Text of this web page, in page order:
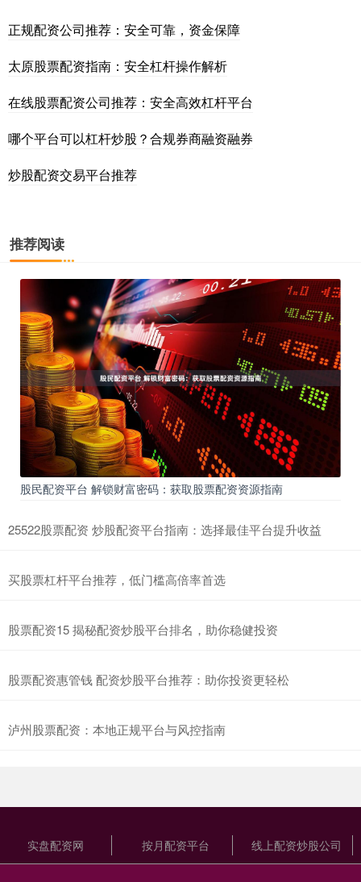
正规配资公司推荐：安全可靠，资金保障
太原股票配资指南：安全杠杆操作解析
在线股票配资公司推荐：安全高效杠杆平台
哪个平台可以杠杆炒股？合规券商融资融券
炒股配资交易平台推荐
推荐阅读
股民配资平台 解锁财富密码：获取股票配资资源指南
25522股票配资 炒股配资平台指南：选择最佳平台提升收益
买股票杠杆平台推荐，低门槛高倍率首选
股票配资15 揭秘配资炒股平台排名，助你稳健投资
股票配资惠管钱 配资炒股平台推荐：助你投资更轻松
泸州股票配资：本地正规平台与风控指南
实盘配资网 按月配资平台 线上配资炒股公司